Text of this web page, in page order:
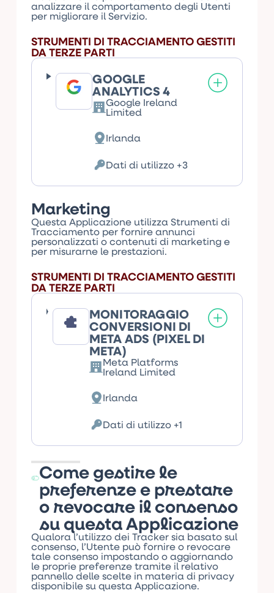
analizzare il comportamento degli Utenti
per migliorare il Servizio.
STRUMENTI DI TRACCIAMENTO GESTITI
DA TERZE PARTI
GOOGLE
ANALYTICS 4
Azienda:
Google Ireland
Limited
Luogo
trattamento:
Irlanda
Dati
trattati:
Dati di utilizzo +3
Marketing
Questa Applicazione utilizza Strumenti di
Tracciamento per fornire annunci
personalizzati o contenuti di marketing e
per misurarne le prestazioni.
STRUMENTI DI TRACCIAMENTO GESTITI
DA TERZE PARTI
MONITORAGGIO
CONVERSIONI DI
META ADS (PIXEL DI
META)
Azienda:
Meta Platforms
Ireland Limited
Luogo
trattamento:
Irlanda
Dati
trattati:
Dati di utilizzo +1
Come gestire le
preferenze e prestare
o revocare il consenso
su questa Applicazione
Qualora l’utilizzo dei Tracker sia basato sul
consenso, l’Utente può fornire o revocare
tale consenso impostando o aggiornando
le proprie preferenze tramite il relativo
pannello delle scelte in materia di privacy
disponibile su questa Applicazione.